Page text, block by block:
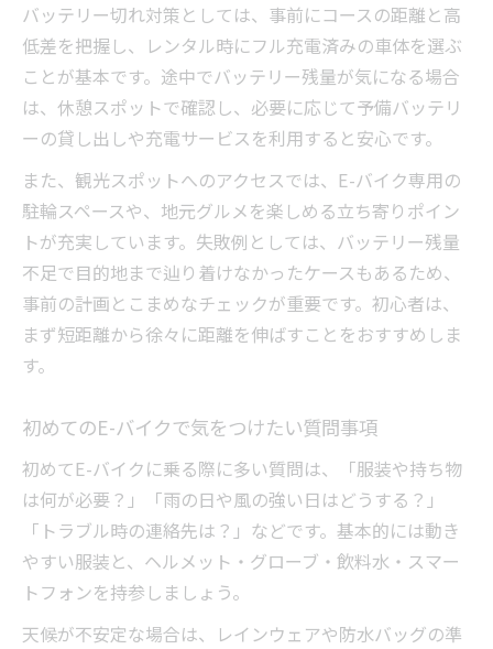
バッテリー切れ対策としては、事前にコースの距離と高
低差を把握し、レンタル時にフル充電済みの車体を選ぶ
ことが基本です。途中でバッテリー残量が気になる場合
は、休憩スポットで確認し、必要に応じて予備バッテリ
ーの貸し出しや充電サービスを利用すると安心です。
また、観光スポットへのアクセスでは、E-バイク専用の
駐輪スペースや、地元グルメを楽しめる立ち寄りポイン
トが充実しています。失敗例としては、バッテリー残量
不足で目的地まで辿り着けなかったケースもあるため、
事前の計画とこまめなチェックが重要です。初心者は、
まず短距離から徐々に距離を伸ばすことをおすすめしま
す。
初めてのE-バイクで気をつけたい質問事項
初めてE-バイクに乗る際に多い質問は、「服装や持ち物
は何が必要？」「雨の日や風の強い日はどうする？」
「トラブル時の連絡先は？」などです。基本的には動き
やすい服装と、ヘルメット・グローブ・飲料水・スマー
トフォンを持参しましょう。
天候が不安定な場合は、レインウェアや防水バッグの準